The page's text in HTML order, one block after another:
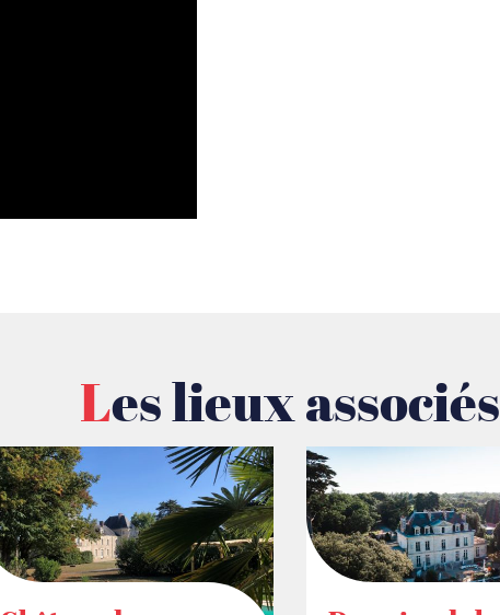
Les lieux associés